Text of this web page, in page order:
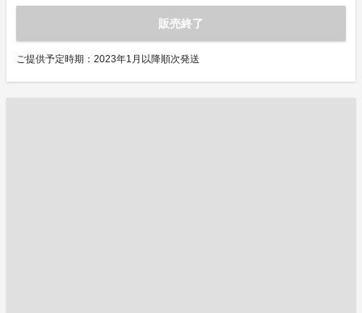
販売終了
ご提供予定時期：2023年1月以降順次発送